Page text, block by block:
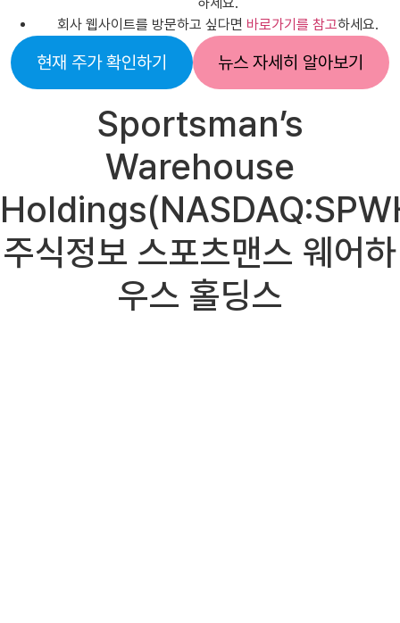
회사 웹사이트를 방문하고 싶다면 바로가기를 참고하세요.
현재 주가 확인하기 뉴스 자세히 알아보기
Sportsman’s
Warehouse
주식정보 스포츠맨스 웨어하
우스 홀딩스